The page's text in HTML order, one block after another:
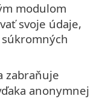
modulom
svoje údaje,
zabraňuje
anonymnej